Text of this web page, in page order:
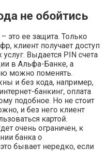
не обойтись
это ее защита. Только
клиент получает доступ
Выдается PIN счета
в Альфа-Банке, а
можно поменять.
и без кода, например,
банкинг, оплата
подобное. Но не стоит
и без него клиент
картой.
очень ограничен, к
банка о
бывает нередко, если